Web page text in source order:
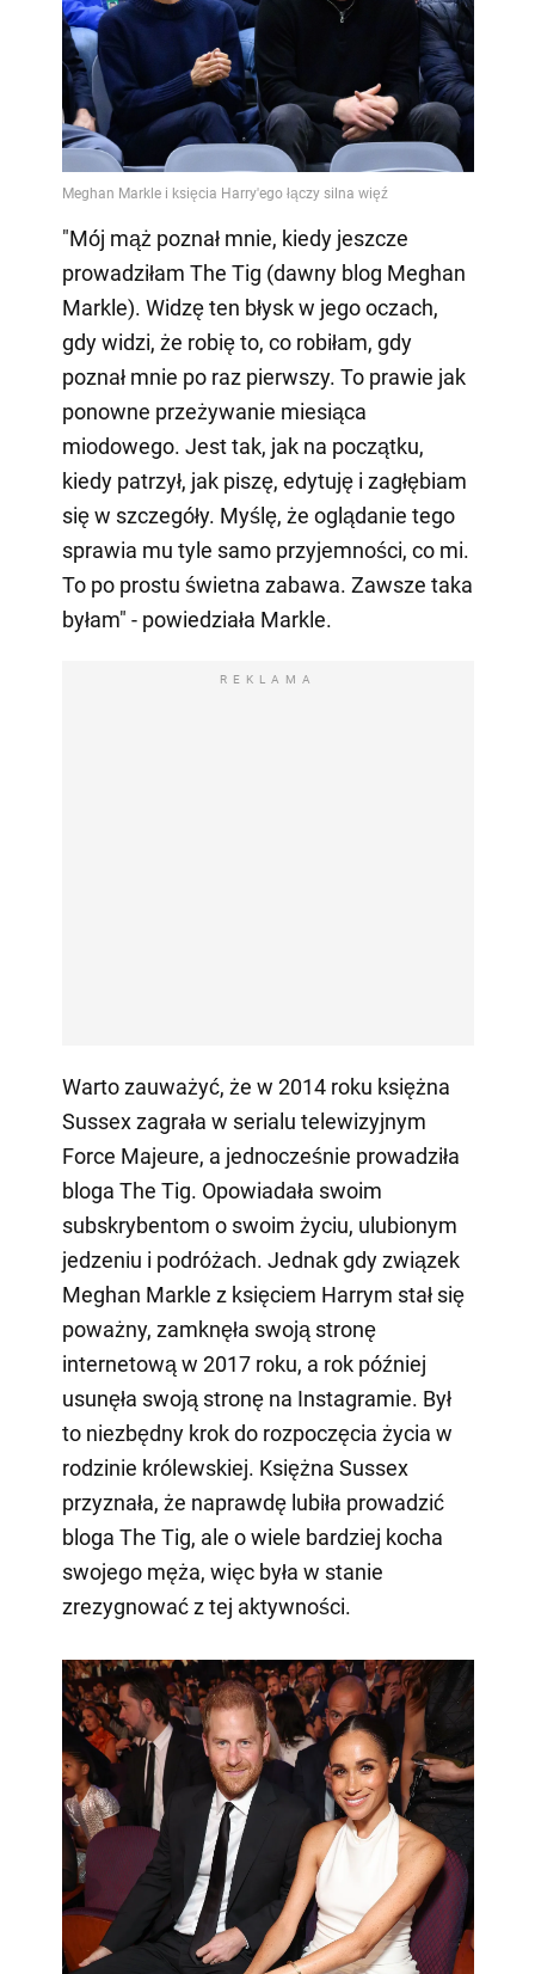
"Mój mąż poznał mnie, kiedy jeszcze
prowadziłam The Tig (dawny blog Meghan
Markle). Widzę ten błysk w jego oczach,
gdy widzi, że robię to, co robiłam, gdy
poznał mnie po raz pierwszy. To prawie jak
ponowne przeżywanie miesiąca
miodowego. Jest tak, jak na początku,
kiedy patrzył, jak piszę, edytuję i zagłębiam
się w szczegóły. Myślę, że oglądanie tego
sprawia mu tyle samo przyjemności, co mi.
To po prostu świetna zabawa. Zawsze taka
byłam" - powiedziała Markle.
REKLAMA
Warto zauważyć, że w 2014 roku księżna
Sussex zagrała w serialu telewizyjnym
Force Majeure, a jednocześnie prowadziła
bloga The Tig. Opowiadała swoim
subskrybentom o swoim życiu, ulubionym
jedzeniu i podróżach. Jednak gdy związek
Meghan Markle z księciem Harrym stał się
poważny, zamknęła swoją stronę
internetową w 2017 roku, a rok później
usunęła swoją stronę na Instagramie. Był
to niezbędny krok do rozpoczęcia życia w
rodzinie królewskiej. Księżna Sussex
przyznała, że naprawdę lubiła prowadzić
bloga The Tig, ale o wiele bardziej kocha
swojego męża, więc była w stanie
zrezygnować z tej aktywności.